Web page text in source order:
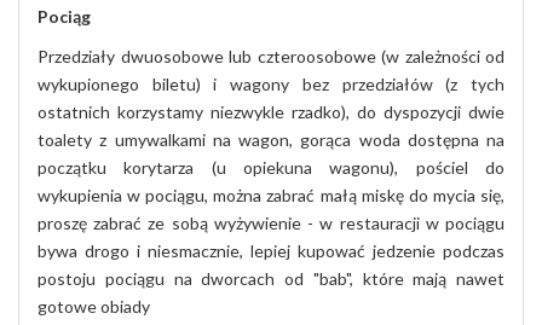
Pociąg
Przedziały dwuosobowe lub czteroosobowe (w zależności od
wykupionego biletu) i wagony bez przedziałów (z tych
ostatnich korzystamy niezwykle rzadko), do dyspozycji dwie
toalety z umywalkami na wagon, gorąca woda dostępna na
początku korytarza (u opiekuna wagonu), pościel do
wykupienia w pociągu, można zabrać małą miskę do mycia się,
proszę zabrać ze sobą wyżywienie - w restauracji w pociągu
bywa drogo i niesmacznie, lepiej kupować jedzenie podczas
postoju pociągu na dworcach od "bab", które mają nawet
gotowe obiady